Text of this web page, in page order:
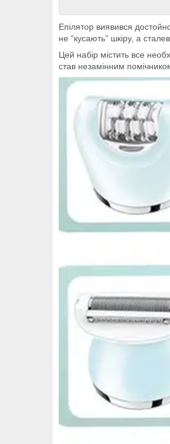
Епілятор виявився
не “кусають” шкіру, а
Цей набір містить все
став незамінним